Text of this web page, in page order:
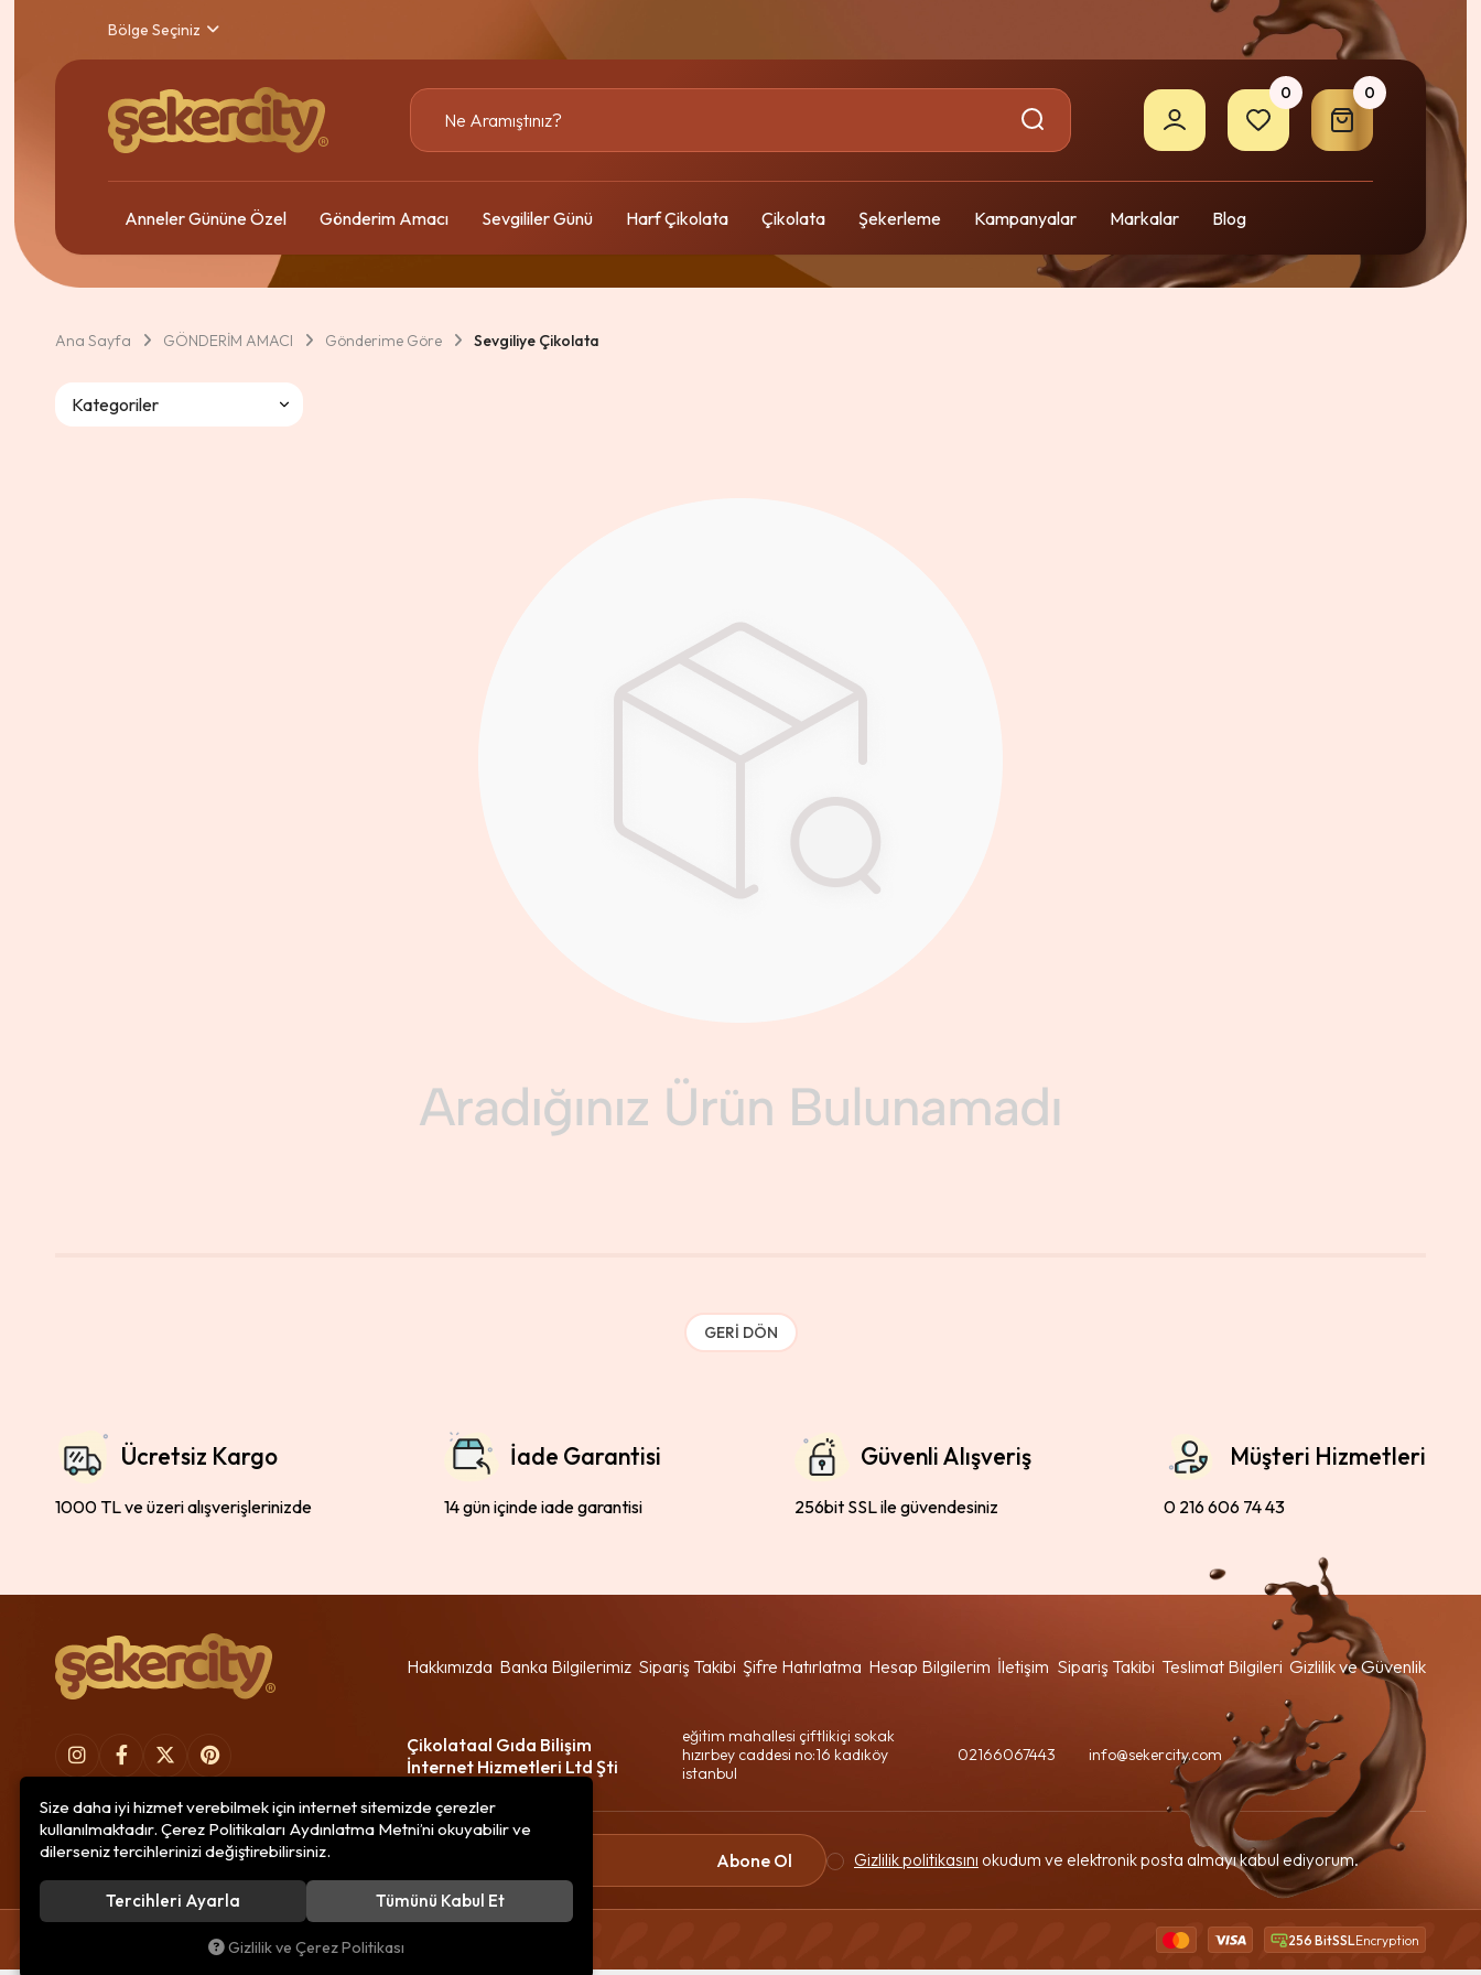
Bölge Seçiniz
0 0
Anneler Gününe Özel Gönderim Amacı Sevgililer Günü Harf Çikolata Çikolata Şekerleme Kampanyalar Markalar Blog
Ana Sayfa GÖNDERİM AMACI Gönderime Göre Sevgiliye Çikolata
Kategoriler
GERI DÖN
Ücretsiz Kargo
1000 TL ve üzeri alışverişlerinizde
İade Garantisi
14 gün içinde iade garantisi
Güvenli Alışveriş
256bit SSL ile güvendesiniz
Müşteri Hizmetleri
0 216 606 74 43
Hakkımızda Banka Bilgilerimiz Sipariş Takibi Şifre Hatırlatma Hesap Bilgilerim İletişim Sipariş Takibi Teslimat Bilgileri Gizlilik ve Güvenlik
Çikolataal Gıda Bilişim
İnternet Hizmetleri Ltd Şti
eğitim mahallesi çiftlikiçi sokak
hızırbey caddesi no:16 kadıköy
istanbul
02166067443 info@sekercity.com
Abone Ol Gizlilik politikasını okudum ve elektronik posta almayı kabul ediyorum.
Çikolataal Gıda Bilişim. Tüm hakları saklıdır. 256 BitSSLEncryption
Size daha iyi hizmet verebilmek için internet sitemizde çerezler
kullanılmaktadır. Çerez Politikaları Aydınlatma Metni’ni okuyabilir ve
dilerseniz tercihlerinizi değiştirebilirsiniz.
Tercihleri Ayarla Tümünü Kabul Et
Gizlilik ve Çerez Politikası